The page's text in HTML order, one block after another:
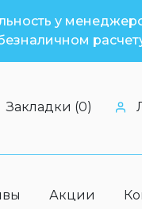
у
Закладки (0)
Акции